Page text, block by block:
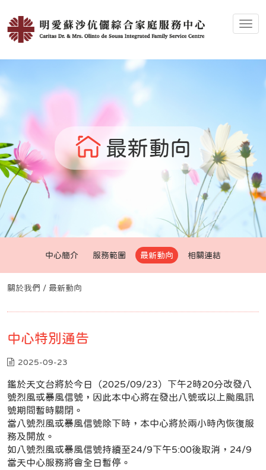
最新動向
中心簡介 服務範圍 最新動向 相關連結
關於我們 / 最新動向
中心特別通告
2025-09-23
鑑於天文台將於今日（2025/09/23）下午2時20分改發八
號烈風或暴風信號，因此本中心將在發出八號或以上颱風訊
號期間暫時關閉。
當八號烈風或暴風信號除下時，本中心將於兩小時內恢復服
務及開放。
如八號烈風或暴風信號持續至24/9下午5:00後取消，24/9
當天中心服務將會全日暫停。